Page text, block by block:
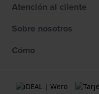
Atención al cliente
Sobre nosotros
Cómo